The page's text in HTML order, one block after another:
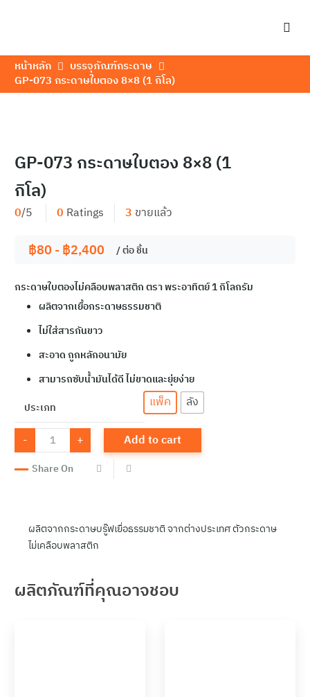
หน้าหลัก
บรรจุภัณฑ์กระดาษ
GP-073 กระดาษใบตอง 8×8 (1 กิโล)
GP-073 กระดาษใบตอง 8×8 (1
กิโล)
0/5 0 Ratings 3 ขายแล้ว
฿80 -฿2,400 / ต่อชิ้น
กระดาษใบตองไม่คลือบพลาสติก ตรา พระอาทิตย์ 1 กิโลกรัม
ผลิตจากเยื้อกระดาษธรรมชาติ
ไม่ใส่สารกันขาว
สะอาด ถูกหลักอนามัย
สามารถซับน้ำมันได้ดี ไม่ขาดและยุ่ยง่าย
ประเภท
แพ็ค ลัง
- GP-
073
กระดาษ
ใบตอง
8x8
+ Add to cart
Share On
ผลิตจากกระดาษบรู๊ฟเยื่อธรรมชาติ จากต่างประเทศ ตัวกระดาษ
ไม่เคลือบพลาสติก
ผลิตภัณฑ์ที่คุณอาจชอบ